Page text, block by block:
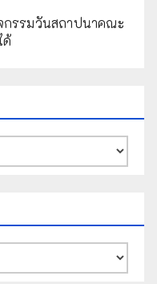
กรรมวันสถาปนาคณะ
ด้